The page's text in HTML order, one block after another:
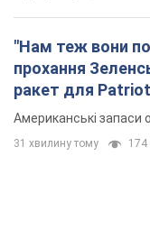
"Нам теж вони
прохання
ракет для Patriot
Американські запаси
31 хвилину тому 174